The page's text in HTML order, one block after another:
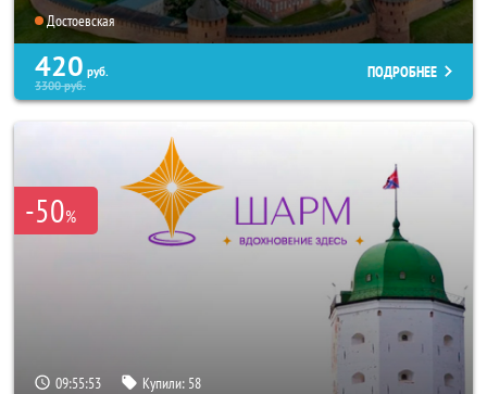
Достоевская
420 руб.
3300руб.
ПОДРОБНЕЕ
-50%
09:55:52 Купили: 58